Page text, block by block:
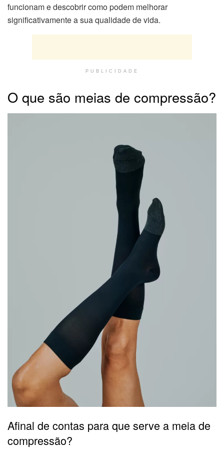
funcionam e descobrir como podem melhorar
significativamente a sua qualidade de vida.
PUBLICIDADE
O que são meias de compressão?
Afinal de contas para que serve a meia de
compressão?